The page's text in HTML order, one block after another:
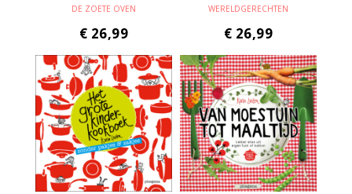
DE ZOETE OVEN
€ 26,99
WERELDGERECHTEN
€ 26,99